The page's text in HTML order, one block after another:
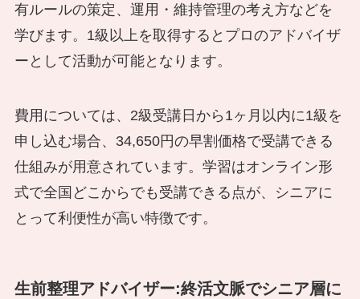
有ルールの策定、運用・維持管理の考え方などを
学びます。1級以上を取得するとプロのアドバイザ
ーとして活動が可能となります。
費用については、2級受講日から1ヶ月以内に1級を
申し込む場合、34,650円の早割価格で受講できる
仕組みが用意されています。学習はオンライン形
式で全国どこからでも受講できる点が、シニアに
とって利便性が高い特徴です。
生前整理アドバイザー:終活文脈でシニア層に